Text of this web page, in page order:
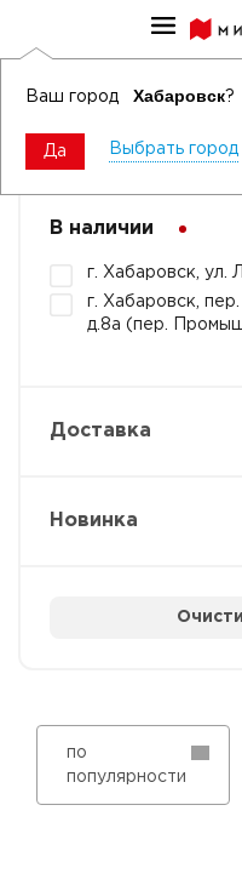
Ваш город Хабаровск?
Да Выбрать город
Главная
Фильтры
В наличии
г. Хабаровск, ул.
г. Хабаровск,
д.8а (пер.
Доставка
Новинка
по
популярности